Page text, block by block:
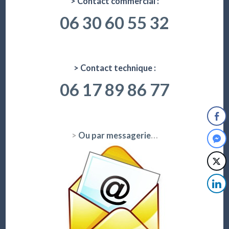
06 30 60 55 32
> Contact technique :
06 17 89 86 77
> Ou par messagerie…